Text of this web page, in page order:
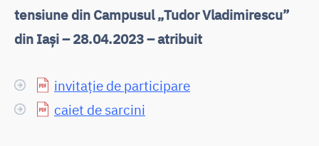
tensiune din Campusul „Tudor Vladimirescu”
din Iași – 28.04.2023 – atribuit
invitație de participare
caiet de sarcini